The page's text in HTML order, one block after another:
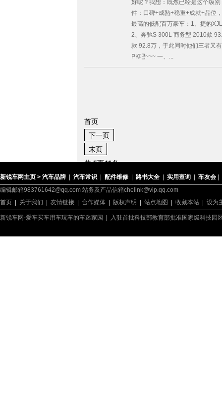
好呢？我想：既然已经是这个级
件：口碑+成熟+稳重+成就+品位
最高的低配百万豪车：1、捷豹
2、奔驰S 300L 商务型 2010款
款 92.8万，于此同时他们三者又
PK吧~~~ 一、...
首页
下一页
末页
共5页41条
新锐车网主页 > 汽车品牌 | 汽车常识 | 配件维修 | 路书大全 | 实用查询 | 车友会 |
编辑邮箱983761642@qq.com 站务及产品信箱chelink@vip.qq.com
首页 | 关于我们 | 友情链接 | 合作媒体 | 版权声明 | 站点地图 | 收藏本站 | 设为
新锐车网-爱车买车用车玩车的车迷家园 | 入驻首批科技部教育部批准国家级科技园